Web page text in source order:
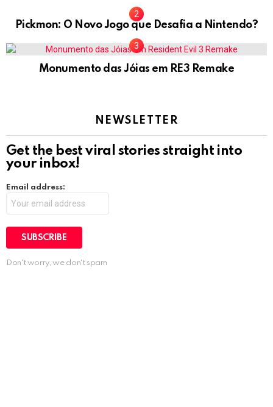
Pickmon: O Novo Jogo que Desafia a Nintendo?
Monumento das Jóias em RE3 Remake
NEWSLETTER
Get the best viral stories straight into
your inbox!
Email address:
Don't worry, we don't spam